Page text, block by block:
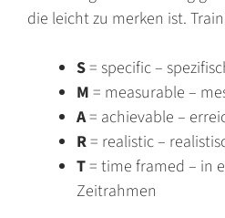
die leicht zu merken ist.
S= specific –
M = measurable –
A= achievable –
R= realistic –
T= time framed – in
Zeitrahmen